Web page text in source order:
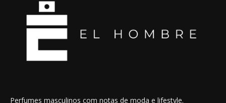
Perfumes masculinos com notas de moda e lifestyle.